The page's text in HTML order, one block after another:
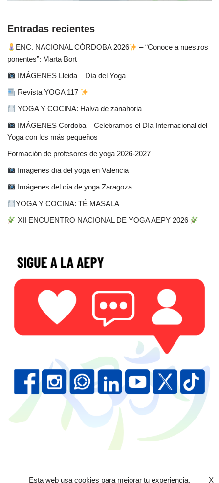
Entradas recientes
ENC. NACIONAL CÓRDOBA 2026
– “Conoce a nuestros
ponentes”: Marta Bort
IMÁGENES Lleida – Día del Yoga
Revista YOGA 117
YOGA Y COCINA: Halva de zanahoria
IMÁGENES Córdoba – Celebramos el Día Internacional del
Yoga con los más pequeños
Formación de profesores de yoga 2026-2027
Imágenes día del yoga en Valencia
Imágenes del día de yoga Zaragoza
YOGA Y COCINA: TÉ MASALA
XII ENCUENTRO NACIONAL DE YOGA AEPY 2026
Esta web usa cookies para mejorar tu experiencia. X